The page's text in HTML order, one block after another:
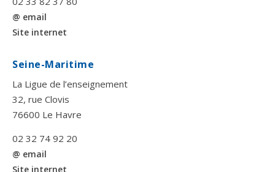
@ email
Site internet
Seine-Maritime
La Ligue de l’enseignement
32, rue Clovis
76600 Le Havre
02 32 74 92 20
@ email
Site internet